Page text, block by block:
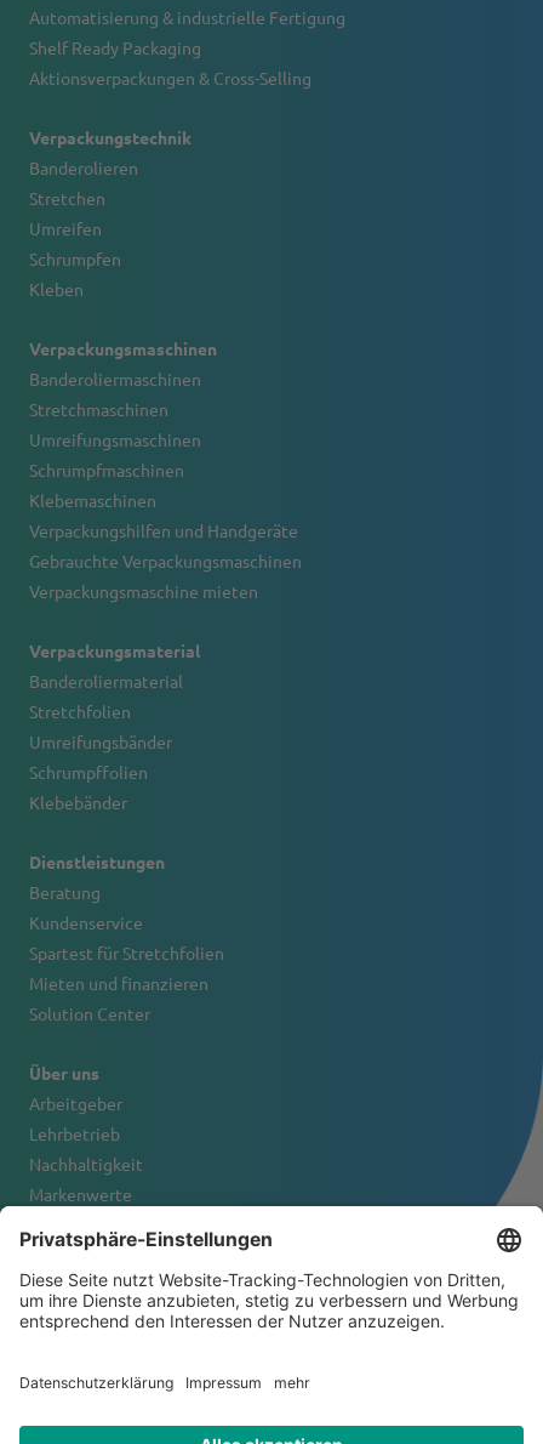
Automatisierung & industrielle Fertigung
Shelf Ready Packaging
Aktionsverpackungen & Cross-Selling
Verpackungstechnik
Banderolieren
Stretchen
Umreifen
Schrumpfen
Kleben
Verpackungsmaschinen
Banderoliermaschinen
Stretchmaschinen
Umreifungsmaschinen
Schrumpfmaschinen
Klebemaschinen
Verpackungshilfen und Handgeräte
Gebrauchte Verpackungsmaschinen
Verpackungsmaschine mieten
Verpackungsmaterial
Banderoliermaterial
Stretchfolien
Umreifungsbänder
Schrumpffolien
Klebebänder
Dienstleistungen
Beratung
Kundenservice
Spartest für Stretchfolien
Mieten und finanzieren
Solution Center
Über uns
Arbeitgeber
Lehrbetrieb
Nachhaltigkeit
Markenwerte
Kontakt
Allgemeine Geschäftsbedingungen